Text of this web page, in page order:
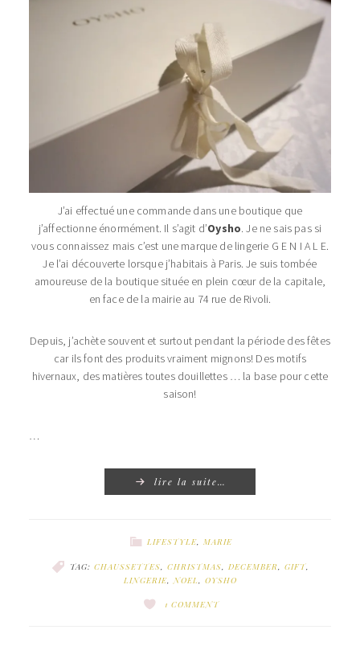
J’ai effectué une commande dans une boutique que
j’affectionne énormément. Il s’agit d’Oysho. Je ne sais pas si
vous connaissez mais c’est une marque de lingerie G E N I A L E.
Je l’ai découverte lorsque j’habitais à Paris. Je suis tombée
amoureuse de la boutique située en plein cœur de la capitale,
en face de la mairie au 74 rue de Rivoli.
Depuis, j’achète souvent et surtout pendant la période des fêtes
car ils font des produits vraiment mignons! Des motifs
hivernaux, des matières toutes douillettes … la base pour cette
saison!
…
lire la suite…
LIFESTYLE, MARIE
TAG: CHAUSSETTES CHRISTMAS DECEMBER GIFT,
LINGERIE, NOEL OYSHO
1 COMMENT